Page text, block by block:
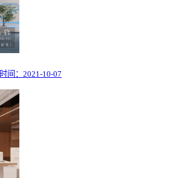
时间：2021-10-07